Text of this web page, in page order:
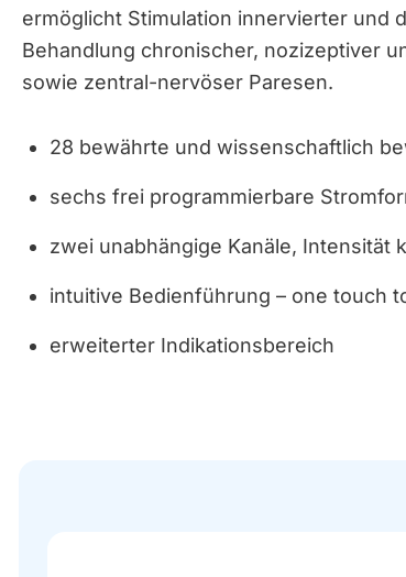
ermöglicht Stimulation innervierter und
Behandlung chronischer, nozizeptiver
sowie zentral-nervöser Paresen.
28 bewährte und wissenschaftlich
sechs frei programmierbare
zwei unabhängige Kanäle, Intensität
intuitive Bedienführung – one touch
erweiterter Indikationsbereich